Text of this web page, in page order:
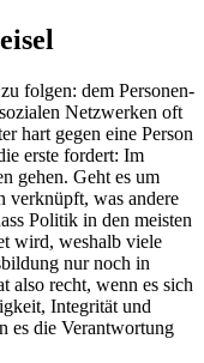
folgen: dem Personen-
Netzwerken oft
hart gegen eine Person
erste fordert: Im
gehen. Geht es um
verknüpft, was andere
Politik in den meisten
wird, weshalb viele
nur noch in
also recht, wenn es sich
Integrität und
es die Verantwortung